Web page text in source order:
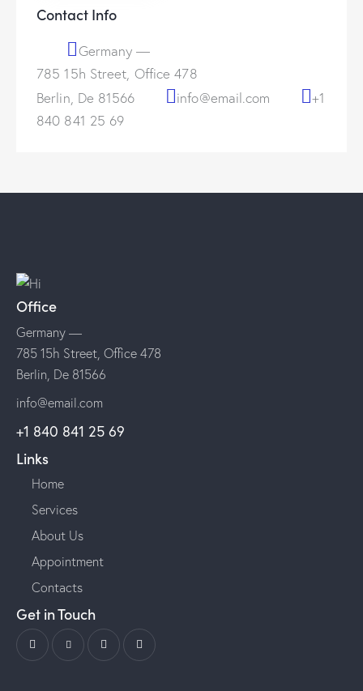
Contact Info
Germany —
785 15h Street, Office 478
Berlin, De 81566
info@email.com
+1
840 841 25 69
Office
Germany —
785 15h Street, Office 478
Berlin, De 81566
info@email.com
+1 840 841 25 69
Links
Home
Services
About Us
Appointment
Contacts
Get in Touch